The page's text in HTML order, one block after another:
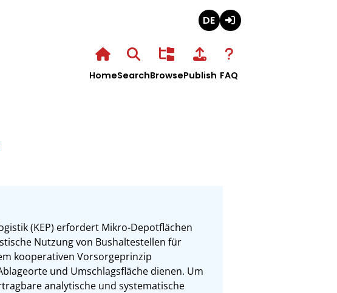
HomeSearchBrowsePublish FAQ
(KEP) erfordert Mikro-Depotflächen
Nutzung von Bushaltestellen für
kooperativen Vorsorgeprinzip
und Umschlagsfläche dienen. Um
analytische und systematische